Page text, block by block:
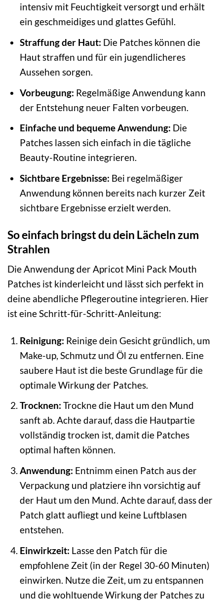
intensiv mit Feuchtigkeit versorgt und erhält
ein geschmeidiges und glattes Gefühl.
Straffung der Haut: Die Patches können die
Haut straffen und für ein jugendlicheres
Aussehen sorgen.
Vorbeugung: Regelmäßige Anwendung kann
der Entstehung neuer Falten vorbeugen.
Einfache und bequeme Anwendung: Die
Patches lassen sich einfach in die tägliche
Beauty-Routine integrieren.
Sichtbare Ergebnisse: Bei regelmäßiger
Anwendung können bereits nach kurzer Zeit
sichtbare Ergebnisse erzielt werden.
So einfach bringst du dein Lächeln zum
Strahlen
Die Anwendung der Apricot Mini Pack Mouth
Patches ist kinderleicht und lässt sich perfekt in
deine abendliche Pflegeroutine integrieren. Hier
ist eine Schritt-für-Schritt-Anleitung:
Reinigung: Reinige dein Gesicht gründlich, um
Make-up, Schmutz und Öl zu entfernen. Eine
saubere Haut ist die beste Grundlage für die
optimale Wirkung der Patches.
Trocknen: Trockne die Haut um den Mund
sanft ab. Achte darauf, dass die Hautpartie
vollständig trocken ist, damit die Patches
optimal haften können.
Anwendung: Entnimm einen Patch aus der
Verpackung und platziere ihn vorsichtig auf
der Haut um den Mund. Achte darauf, dass der
Patch glatt aufliegt und keine Luftblasen
entstehen.
Einwirkzeit: Lasse den Patch für die
empfohlene Zeit (in der Regel 30-60 Minuten)
einwirken. Nutze die Zeit, um zu entspannen
und die wohltuende Wirkung der Patches zu